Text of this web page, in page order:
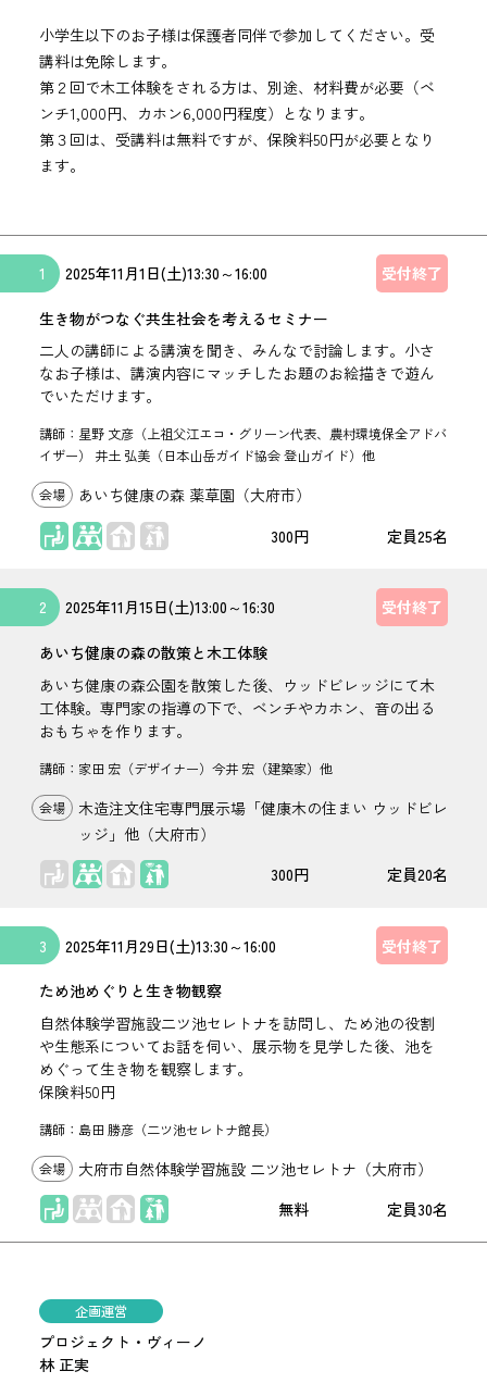
小学生以下のお子様は保護者同伴で参加してください。受
講料は免除します。
第２回で木工体験をされる方は、別途、材料費が必要（ベ
ンチ1,000円、カホン6,000円程度）となります。
第３回は、受講料は無料ですが、保険料50円が必要となり
ます。
1
生き物がつなぐ共生社会を考えるセミナー
二人の講師による講演を聞き、みんなで討論します。小さ
なお子様は、講演内容にマッチしたお題のお絵描きで遊ん
でいただけます。
講師：星野 文彦（上祖父江エコ・グリーン代表、農村環境保全アドバ
イザー） 井土 弘美（日本山岳ガイド協会 登山ガイド）他
2025年11月1日(土)13:30 ～16:00
座学 討論・WS 300円 25名
あいち健康の森 薬草園（大府市）
受付終了
2
あいち健康の森の散策と木工体験
あいち健康の森公園を散策した後、ウッドビレッジにて木
工体験。専門家の指導の下で、ベンチやカホン、音の出る
おもちゃを作ります。
講師：家田 宏（デザイナー）今井 宏（建築家）他
2025年11月15日(土)13:00 ～16:30
討論・WS 屋外 300円 20名
木造注文住宅専門展示場「健康木の住まい ウッドビレ
ッジ」他（大府市）
受付終了
3
ため池めぐりと生き物観察
自然体験学習施設二ツ池セレトナを訪問し、ため池の役割
や生態系についてお話を伺い、展示物を見学した後、池を
めぐって生き物を観察します。
保険料50円
講師：島田 勝彦（二ツ池セレトナ館長）
2025年11月29日(土)13:30 ～16:00
座学 屋外 無料 30名
大府市自然体験学習施設 二ツ池セレトナ（大府市）
受付終了
企画運営
プロジェクト・ヴィーノ
林 正実